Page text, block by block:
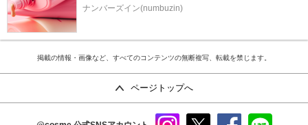
ナンバーズイン(numbuzin)
掲載の情報・画像など、すべてのコンテンツの無断複写、転載を禁じます。
ページトップへ